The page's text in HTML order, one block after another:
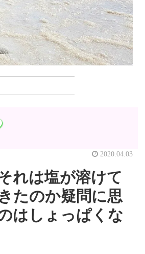
2020.04.03
れは塩が溶けて
たのか疑問に思
はしょっぱくな